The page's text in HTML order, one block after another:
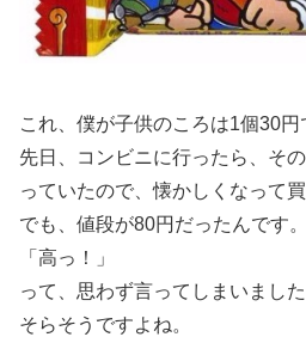
これ、僕が子供のころは1個30円
先日、コンビニに行ったら、そ
っていたので、懐かしくなって
でも、値段が80円だったんです。
「高っ！」
って、思わず言ってしまいました
そらそうですよね。